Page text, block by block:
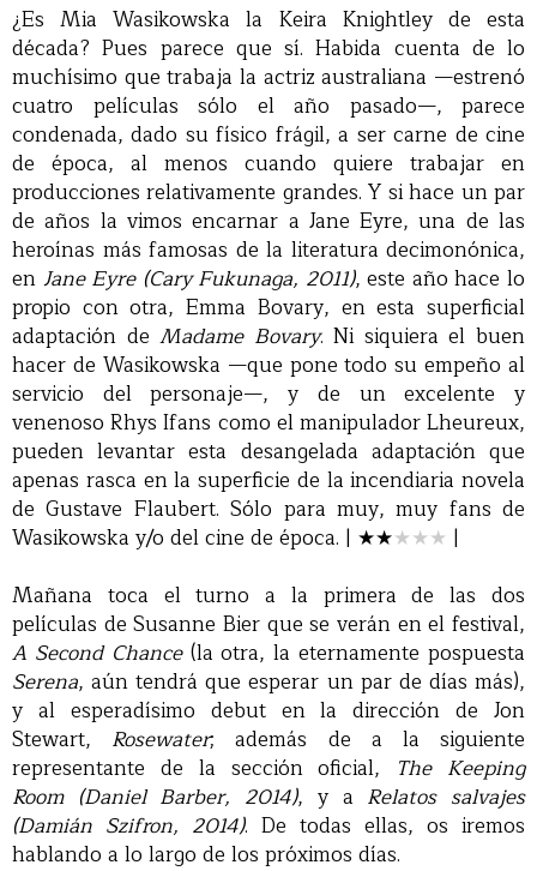
¿Es Mia Wasikowska la Keira Knightley de esta
década? Pues parece que sí. Habida cuenta de lo
muchísimo que trabaja la actriz australiana —estrenó
cuatro películas sólo el año pasado—, parece
condenada, dado su físico frágil, a ser carne de cine
de época, al menos cuando quiere trabajar en
producciones relativamente grandes. Y si hace un par
de años la vimos encarnar a Jane Eyre, una de las
heroínas más famosas de la literatura decimonónica,
en Jane Eyre (Cary Fukunaga, 2011), este año hace lo
propio con otra, Emma Bovary, en esta superficial
adaptación deMadame Bovary. Ni siquiera el buen
hacer de Wasikowska —que pone todo su empeño al
servicio del personaje—, y de un excelente y
venenoso Rhys Ifans como el manipulador Lheureux,
pueden levantar esta desangelada adaptación que
apenas rasca en la superficie de la incendiaria novela
de Gustave Flaubert. Sólo para muy, muy fans de
Wasikowska y/o del cine de época. | ★★★★★ |
Mañana toca el turno a la primera de las dos
películas de Susanne Bier que se verán en el festival,
A Second Chance(la otra, la eternamente pospuesta
Serena, aún tendrá que esperar un par de días más),
y al esperadísimo debut en la dirección de Jon
Stewart, Rosewater; además de a la siguiente
representante de la sección oficial, The Keeping
Room (Daniel Barber, 2014), y a Relatos salvajes
(Damián Szifron, 2014). De todas ellas, os iremos
hablando a lo largo de los próximos días.